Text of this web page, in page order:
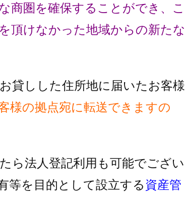
商圏を確保することができ、こ
頂けなかった地域からの新たな
貸しした住所地に届いたお客様
様の拠点宛に転送できますの
ら法人登記利用も可能でござい
等を目的として設立する 資産管